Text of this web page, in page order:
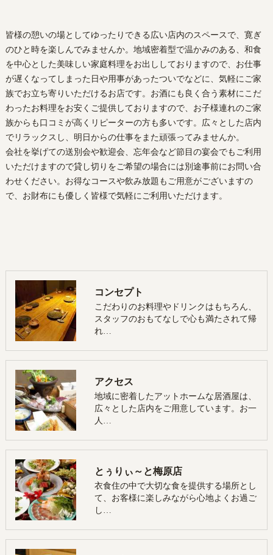
皆様の憩いの場としてゆったりできる広い店内のスペースで、寛ぎ
のひと時を楽しんでみませんか。地域密着型で温かみのある、和食
を中心とした美味しい家庭料理をお出ししておりますので、お仕事
が遅くなってしまった日や用事があったついでなどに、気軽にご家
族でお立ち寄りいただけるお店です。お酒にも良く合う素材にこだ
わったお料理をお安くご提供しておりますので、お子様連れのご家
族からも口コミが高くリピーターの方も多いです。広々とした店内
でリラックスし、明日からの仕事をまた頑張ってみませんか。
会社を挙げての送別会や歓迎会、忘年会など節目の宴会でもご利用
いただけますので貸し切りをご希望の場合には別途事前にお問い合
わせください。お得なコースや飲み放題もご用意がございますの
で、お財布にも優しく皆様で気軽にご利用いただけます。
コンセプト
こだわりのお料理やドリンクはもちろん、
スタッフのおもてなしで心も満たされて帰
れ…
アクセス
地域に密着したアットホームな居酒屋は、
広々とした店内をご用意しています。お一
人…
とぅりぃ～と梅原店
衣食住の中で大切な食を提供する場所とし
て、お客様に楽しみながら心地よくお過ご
し…